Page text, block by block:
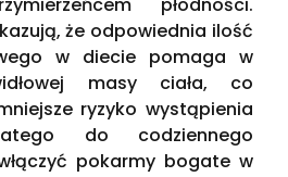
że odpowiednia ilość
w diecie pomaga w
masy ciała, co
ryzyko wystąpienia
do codziennego
pokarmy bogate w